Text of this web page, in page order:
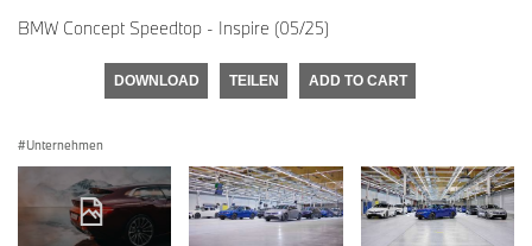
BMW Concept Speedtop - Inspire (05/25)
DOWNLOAD TEILEN ADD TO CART
Unternehmen